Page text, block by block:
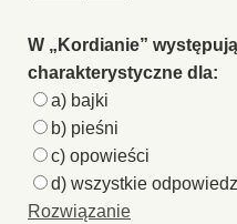
W „Kordianie”
charakterystyczne dla:
a) bajki
b) pieśni
c) opowieści
d) wszystkie
Rozwiązanie